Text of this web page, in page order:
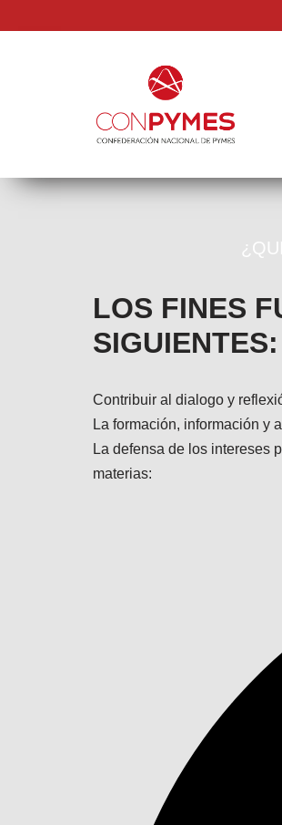
LOS FINES
SIGUIENTES:
Contribuir al dialogo y
La formación, información y
La defensa de los intereses
materias: